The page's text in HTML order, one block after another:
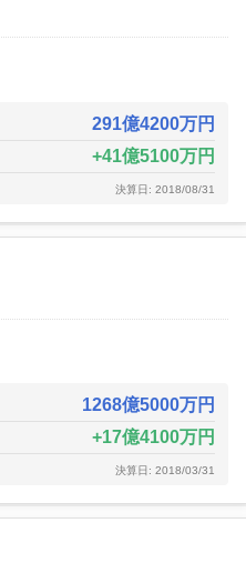
291億4200万円
41億5100万円
決算日: 2018/08/31
1268億5000万円
17億4100万円
決算日: 2018/03/31